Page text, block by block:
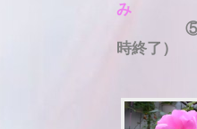
み
⑤14時
時終了）